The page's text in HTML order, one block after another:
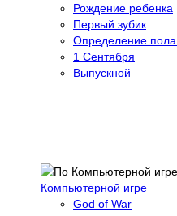
Рождение ребенка
Первый зубик
Определение пола
1 Сентября
Выпускной
Компьютерной игре
God of War